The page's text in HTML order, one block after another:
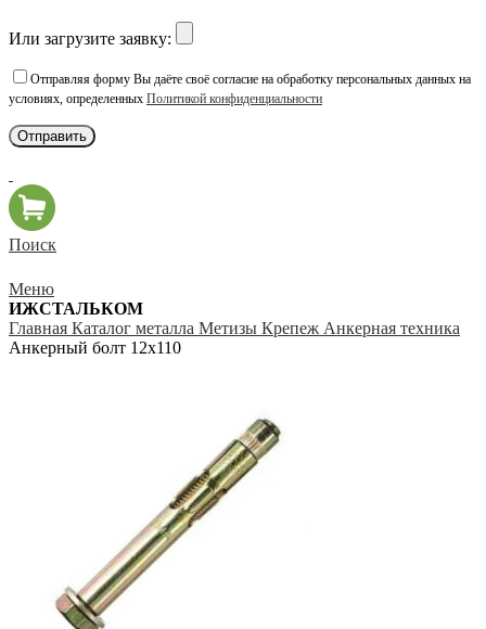
Или загрузите заявку:
Отправляя форму Вы даёте своё согласие на обработку персональных данных на
условиях, определенных Политикой конфиденциальности
Поиск
Меню
ИЖСТАЛЬКОМ
Главная Каталог металла Метизы Крепеж Анкерная техника
Анкерный болт 12х110